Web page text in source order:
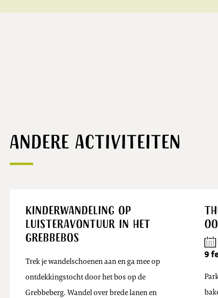
Andere activiteiten
Kinderwandeling op
Luisteravontuur in het
Grebbebos
Trek je wandelschoenen aan en ga mee op
ontdekkingstocht door het bos op de
Grebbeberg. Wandel over brede lanen en
9